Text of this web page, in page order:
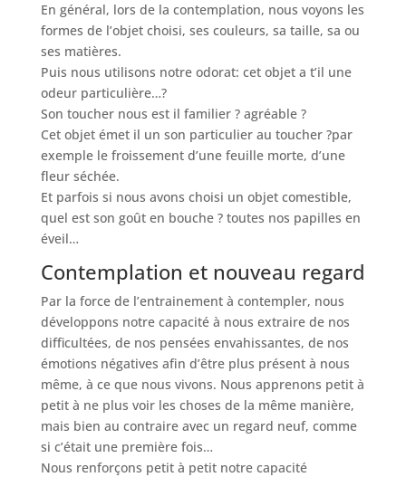
En général, lors de la contemplation, nous voyons les
formes de l’objet choisi, ses couleurs, sa taille, sa ou
ses matières.
Puis nous utilisons notre odorat: cet objet a t’il une
odeur particulière…?
Son toucher nous est il familier ? agréable ?
Cet objet émet il un son particulier au toucher ?par
exemple le froissement d’une feuille morte, d’une
fleur séchée.
Et parfois si nous avons choisi un objet comestible,
quel est son goût en bouche ? toutes nos papilles en
éveil…
Contemplation et nouveau regard
Par la force de l’entrainement à contempler, nous
développons notre capacité à nous extraire de nos
difficultées, de nos pensées envahissantes, de nos
émotions négatives afin d’être plus présent à nous
même, à ce que nous vivons. Nous apprenons petit à
petit à ne plus voir les choses de la même manière,
mais bien au contraire avec un regard neuf, comme
si c’était une première fois…
Nous renforçons petit à petit notre capacité